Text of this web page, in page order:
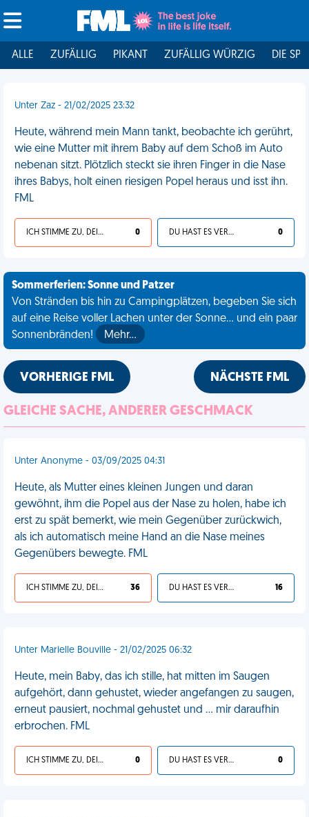
ALLE ZUFÄLLIG PIKANT ZUFÄLLIG WÜRZIG DIE
Unter Zaz - 21/02/2025 23:32
Heute, während mein Mann tankt, beobachte ich gerührt,
wie eine Mutter mit ihrem Baby auf dem Schoß im Auto
nebenan sitzt. Plötzlich steckt sie ihren Finger in die Nase
ihres Babys, holt einen riesigen Popel heraus und isst ihn.
FML
ICH STIMME ZU, DEIN LEBEN IST SCHEISSE 0 DU HAST ES VERDIENT 0
Sommerferien: Sonne und Patzer
Von Stränden bis hin zu Campingplätzen, begeben Sie sich
auf eine Reise voller Lachen unter der Sonne... und ein paar
Sonnenbränden!
Mehr…
VORHERIGE FML NÄCHSTE FML
GLEICHE SACHE, ANDERER GESCHMACK
Unter Anonyme - 03/09/2025 04:31
Heute, als Mutter eines kleinen Jungen und daran
gewöhnt, ihm die Popel aus der Nase zu holen, habe ich
erst zu spät bemerkt, wie mein Gegenüber zurückwich,
als ich automatisch meine Hand an die Nase meines
Gegenübers bewegte. FML
ICH STIMME ZU, DEIN LEBEN IST SCHEISSE 36 DU HAST ES VERDIENT 16
Unter Marielle Bouville - 21/02/2025 06:32
Heute, mein Baby, das ich stille, hat mitten im Saugen
aufgehört, dann gehustet, wieder angefangen zu saugen,
erneut pausiert, nochmal gehustet und … mir daraufhin
erbrochen. FML
ICH STIMME ZU, DEIN LEBEN IST SCHEISSE 0 DU HAST ES VERDIENT 0